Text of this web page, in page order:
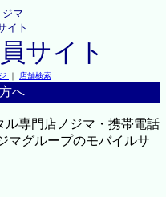
マ
イト
サイト
｜ 店舗検索
へ
ル専門店ノジマ・携帯電話
マグループのモバイルサ